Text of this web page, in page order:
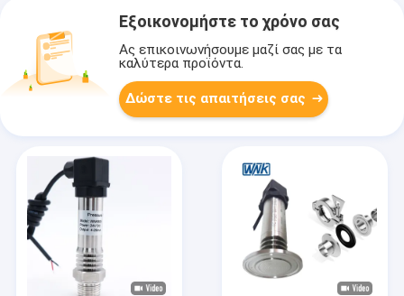
Εξοικονομήστε το χρόνο σας
Ας επικοινωνήσουμε μαζί σας με τα
καλύτερα προϊόντα.
Δώστε τις απαιτήσεις σας